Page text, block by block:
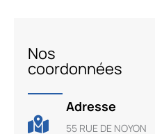
Nos
coordonnées
Adresse
55 RUE DE NOYON